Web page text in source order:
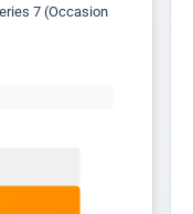
7 (Occasion